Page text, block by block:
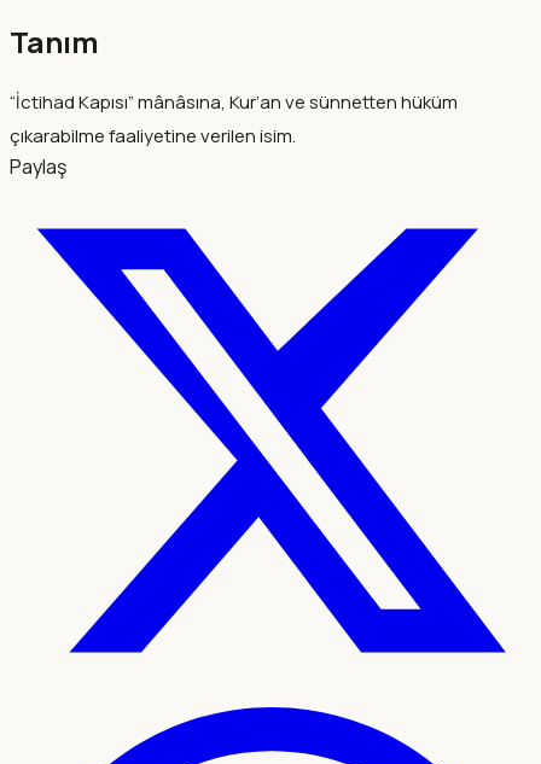
Tanım
“İctihad Kapısı” mânâsına, Kur’an ve sünnetten hüküm
çıkarabilme faaliyetine verilen isim.
Paylaş